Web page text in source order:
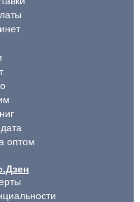
оптом